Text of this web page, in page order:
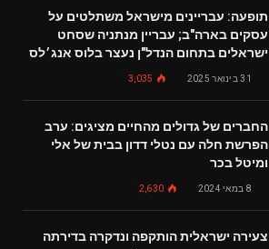
תופעה: עבריינים מישראל משתלטים על
עסקים בארה"ב; עבריין מנתניה שסחט
ישראלים בתחום הנדל"ן נעצר בלוס אנג׳לס
31 בינואר 2025 3,035
החברים של גדולים מהחיים מציגים: ערב
הפרשת חלה עם נטלי דדון בבית של אלי
ומיטל בכר
8 במאי 2024 2,630
צעירה ישראלית הותקפה ונדקרה בדירתה